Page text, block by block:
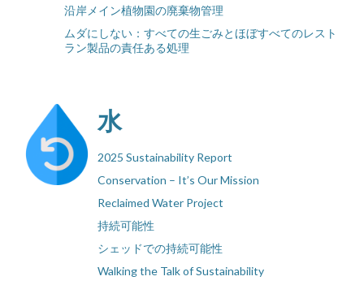
沿岸メイン植物園の廃棄物管理
ムダにしない：すべての生ごみとほぼすべてのレスト
ラン製品の責任ある処理
水
2025 Sustainability Report
Conservation – It’s Our Mission
Reclaimed Water Project
持続可能性
シェッドでの持続可能性
Walking the Talk of Sustainability